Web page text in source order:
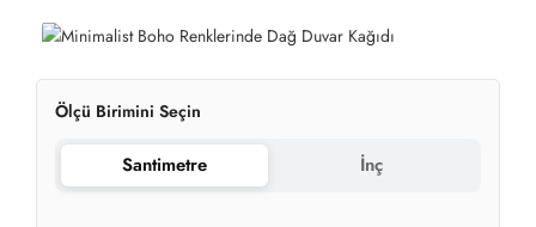
Ölçü Birimini Seçin
Santimetre İnç